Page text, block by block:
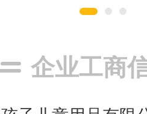
企业工商